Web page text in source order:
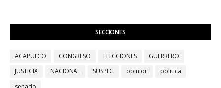
SECCIONES
ACAPULCO CONGRESO ELECCIONES
GUERRERO
JUSTICIA
NACIONAL SUSPEG opinion
politica
senado